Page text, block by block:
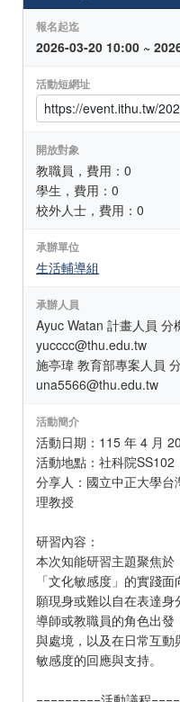
報名起迄
2026-03-20 10:00 ~
活動短網址
開放對象
教職員，費用：0
學生，費用：0
校外人士，費用：0
承辦單位
生活輔導組
承辦人員
Ayuc Watan 計畫人員 分
yucccc@thu.edu.tw
施亭瑋 教育部專案人員
una5566@thu.edu.tw
活動簡介
活動日期：115 年 4 月
活動地點：社科院SS102
分享人：國立中正大學
理教授
研習內容：
本次知能研習主題聚焦
「文化敏感度」的實踐
願現身或難以自在表達
導師或教職員的角色出
與處境，以及在日常互
敏感度的回應與支持。